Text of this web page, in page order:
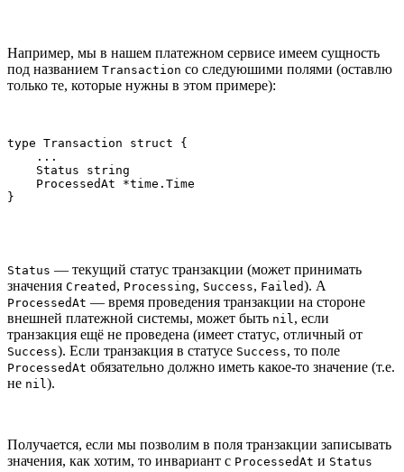
Например, мы в нашем платежном сервисе имеем сущность
под названием Transaction со следуюшими полями (оставлю
только те, которые нужны в этом примере):
type Transaction struct {
    ...
    Status string
    ProcessedAt *time.Time
}
Status — текущий статус транзакции (может принимать
значения Created , Processing, Success, Failed). А
ProcessedAt — время проведения транзакции на стороне
внешней платежной системы, может быть nil , если
транзакция ещё не проведена (имеет статус, отличный от
Success). Если транзакция в статусе Success, то поле
ProcessedAt обязательно должно иметь какое-то значение (т.е.
не nil ).
Получается, если мы позволим в поля транзакции записывать
значения, как хотим, то инвариант с ProcessedAt и Status